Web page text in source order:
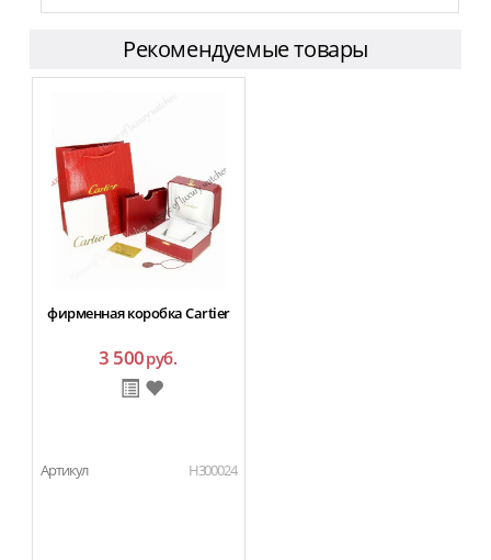
Рекомендуемые товары
фирменная коробка Cartier
3 500руб.
Артикул H300024